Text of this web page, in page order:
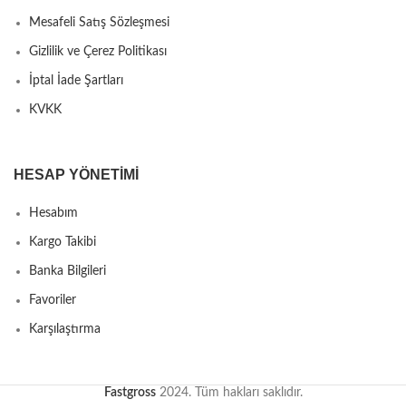
Mesafeli Satış Sözleşmesi
Gizlilik ve Çerez Politikası
İptal İade Şartları
KVKK
HESAP YÖNETIMI
Hesabım
Kargo Takibi
Banka Bilgileri
Favoriler
Karşılaştırma
Fastgross 2024. Tüm hakları saklıdır.